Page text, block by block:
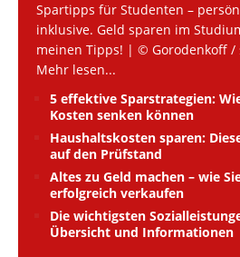
Spartipps für Studenten –
inklusive. Geld sparen im
meinen Tipps! | © Gorodenkoff /
Mehr lesen...
5 effektive Sparstrategien:
Kosten senken können
Haushaltskosten sparen:
auf den Prüfstand
Altes zu Geld machen – wie
erfolgreich verkaufen
Die wichtigsten
Übersicht und Informationen